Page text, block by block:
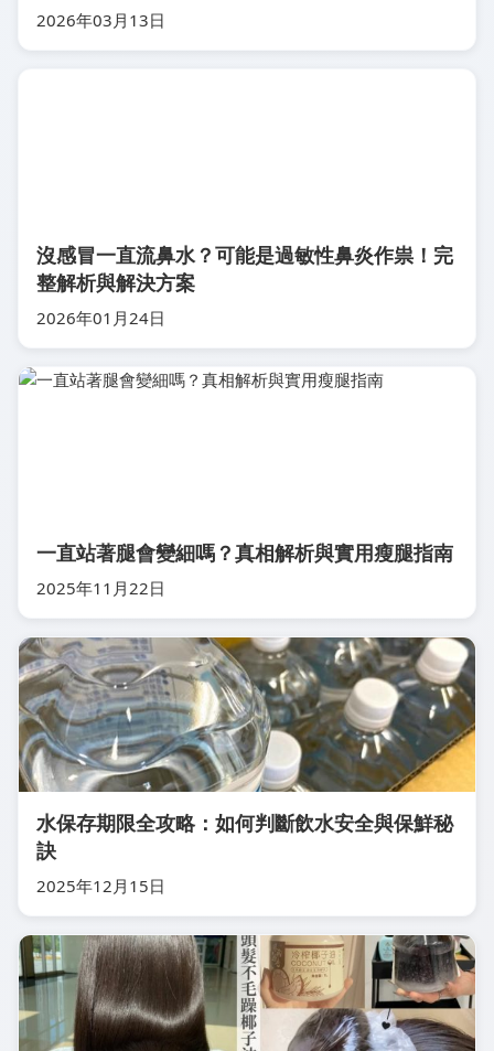
2026年03月13日
沒感冒一直流鼻水？可能是過敏性鼻炎作祟！完
整解析與解決方案
2026年01月24日
一直站著腿會變細嗎？真相解析與實用瘦腿指南
2025年11月22日
水保存期限全攻略：如何判斷飲水安全與保鮮秘
訣
2025年12月15日